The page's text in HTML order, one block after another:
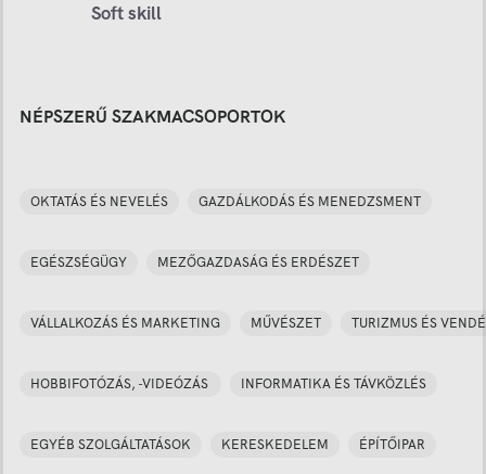
Soft skill
NÉPSZERŰ SZAKMACSOPORTOK
OKTATÁS ÉS NEVELÉS GAZDÁLKODÁS ÉS MENEDZSMENT
EGÉSZSÉGÜGY MEZŐGAZDASÁG ÉS ERDÉSZET
VÁLLALKOZÁS ÉS MARKETING MŰVÉSZET TURIZMUS ÉS
HOBBIFOTÓZÁS, -VIDEÓZÁS INFORMATIKA ÉS TÁVKÖZLÉS
EGYÉB SZOLGÁLTATÁSOK KERESKEDELEM ÉPÍTŐIPAR